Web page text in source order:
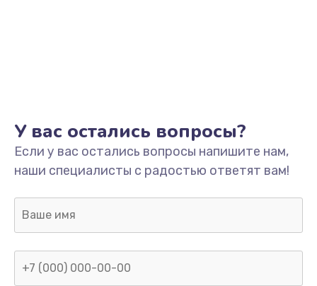
У вас остались вопросы?
Если у вас остались вопросы напишите нам,
наши специалисты с радостью ответят вам!